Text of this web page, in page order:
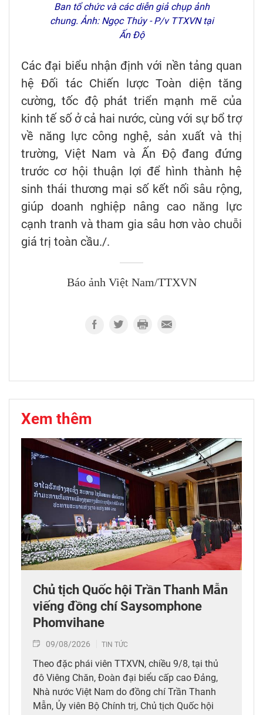
Ban tổ chức và các diễn giả chụp ảnh
chung. Ảnh: Ngọc Thúy - P/v TTXVN tại
Ấn Độ
Các đại biểu nhận định với nền tảng quan
hệ Đối tác Chiến lược Toàn diện tăng
cường, tốc độ phát triển mạnh mẽ của
kinh tế số ở cả hai nước, cùng với sự bổ trợ
về năng lực công nghệ, sản xuất và thị
trường, Việt Nam và Ấn Độ đang đứng
trước cơ hội thuận lợi để hình thành hệ
sinh thái thương mại số kết nối sâu rộng,
giúp doanh nghiệp nâng cao năng lực
cạnh tranh và tham gia sâu hơn vào chuỗi
giá trị toàn cầu./.
Báo ảnh Việt Nam/TTXVN
Xem thêm
Chủ tịch Quốc hội Trần Thanh Mẫn
viếng đồng chí Saysomphone
Phomvihane
09/08/2026 TIN TỨC
Theo đặc phái viên TTXVN, chiều 9/8, tại thủ
đô Viêng Chăn, Đoàn đại biểu cấp cao Đảng,
Nhà nước Việt Nam do đồng chí Trần Thanh
Mẫn, Ủy viên Bộ Chính trị, Chủ tịch Quốc hội